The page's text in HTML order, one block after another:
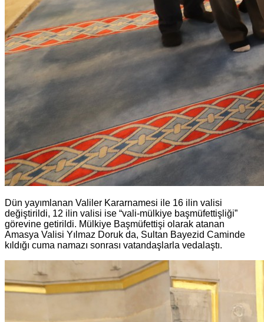
Dün yayımlanan Valiler Kararnamesi ile 16 ilin valisi
değiştirildi, 12 ilin valisi ise “vali-mülkiye başmüfettişliği”
görevine getirildi. Mülkiye Başmüfettişi olarak atanan
Amasya Valisi Yılmaz Doruk da, Sultan Bayezid Caminde
kıldığı cuma namazı sonrası vatandaşlarla vedalaştı.